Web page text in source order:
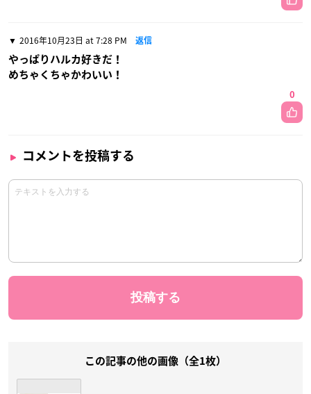
2016年10月23日 at 7:28 PM 返信
やっぱりハルカ好きだ！
めちゃくちゃかわいい！
0
コメントを投稿する
この記事の他の画像（全1枚）